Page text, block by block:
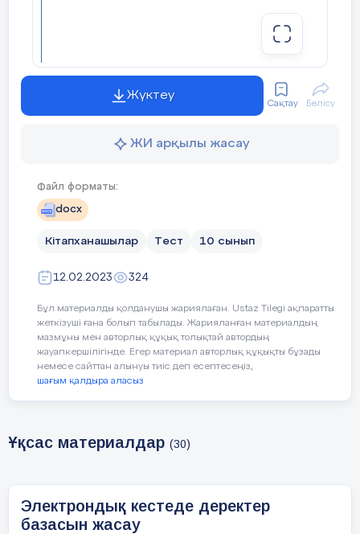
Бағалау критерийі
Жүктеу
Сақтау Бөлісу
ЖИ арқылы жасау
Файл форматы:
docx
Кітапханашылар Тест 10 сынып
12.02.2023 324
Бұл материалды қолданушы жариялаған. Ustaz Tilegi ақпаратты
жеткізуші ғана болып табылады. Жарияланған материалдың
мазмұны мен авторлық құқық толықтай автордың
жауапкершілігінде. Егер материал авторлық құқықты бұзады
немесе сайттан алынуы тиіс деп есептесеңіз,
шағым қалдыра аласыз
Ұқсас материалдар (30)
Электрондық кестеде деректер
базасын жасау